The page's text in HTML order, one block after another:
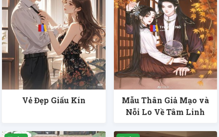
Vẻ Đẹp Giấu Kín
Mẫu Thân Giả Mạo và
Nỗi Lo Về Tâm Linh